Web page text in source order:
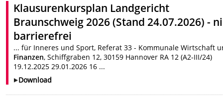
Klausurenkursplan Landgericht
Braunschweig 2026 (Stand 24.07.2026) -
barrierefrei
... für Inneres und Sport, Referat 33 - Kommunale Wirtschaft
Finanzen, Schiffgraben 12, 30159 Hannover RA 12 (A2-III/24)
19.12.2025 29.01.2026 16 ...
Download